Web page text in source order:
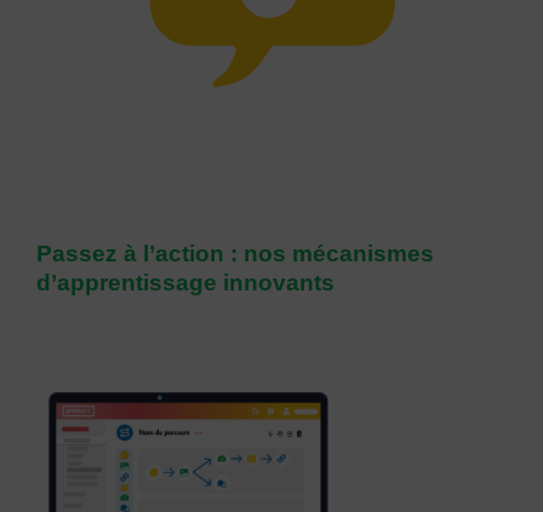
Vous êtes en charge du
Passez à l’action : nos mécanismes
d’apprentissage innovants